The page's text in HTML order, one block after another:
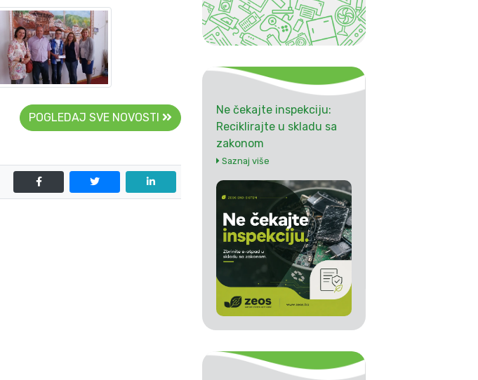
POGLEDAJ SVE NOVOSTI
Ne čekajte inspekciju:
Reciklirajte u skladu sa
zakonom
Saznaj više